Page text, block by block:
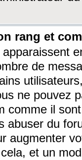
rang et
de
ne pouvez
comme il
abuser du
augmenter
et un